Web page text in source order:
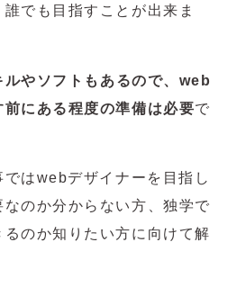
でも目指すことが出来ま
ルやソフトもあるので、web
にある程度の準備は必要で
はwebデザイナーを目指し
のか分からない方、独学で
のか知りたい方に向けて解